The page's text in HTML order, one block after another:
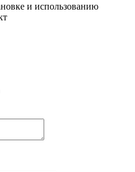
и использованию